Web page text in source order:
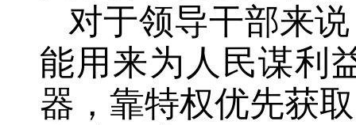
对于领导干部来
能用来为人民谋利
器，靠特权优先获